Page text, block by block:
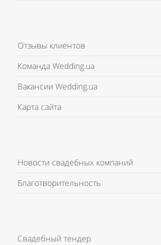
Отзывы клиентов
Команда Wedding.ua
Вакансии Wedding.ua
Карта сайта
Новости свадебных компаний
Благотворительность
Свадебный тендер